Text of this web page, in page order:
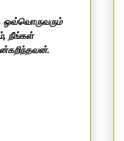
ஒவ்வொருவரும்
நீங்கள்